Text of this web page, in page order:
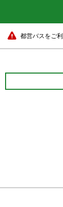
都営バスをご